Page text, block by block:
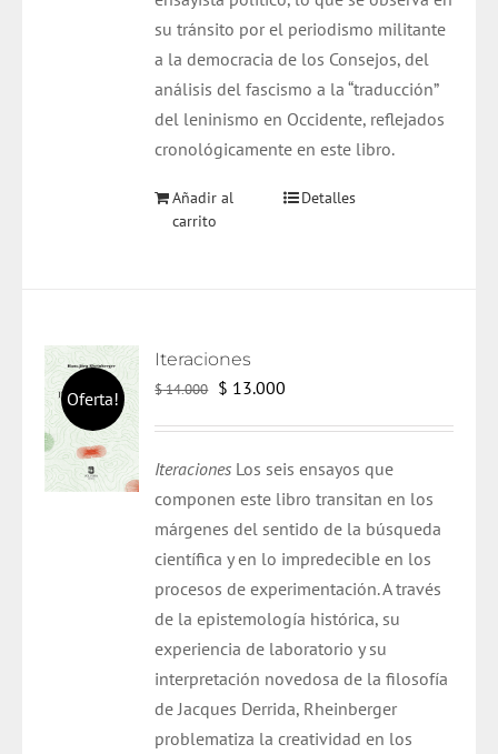
su tránsito por el periodismo militante
a la democracia de los Consejos, del
análisis del fascismo a la “traducción”
del leninismo en Occidente, reflejados
cronológicamente en este libro.
Añadir al
carrito
Detalles
Oferta!
Iteraciones
$14.000 El
era:
$ 14.000.
$ 13.000
es:
$ 13.000.
Iteraciones Los seis ensayos que
componen este libro transitan en los
márgenes del sentido de la búsqueda
científica y en lo impredecible en los
procesos de experimentación. A través
de la epistemología histórica, su
experiencia de laboratorio y su
interpretación novedosa de la filosofía
de Jacques Derrida, Rheinberger
problematiza la creatividad en los